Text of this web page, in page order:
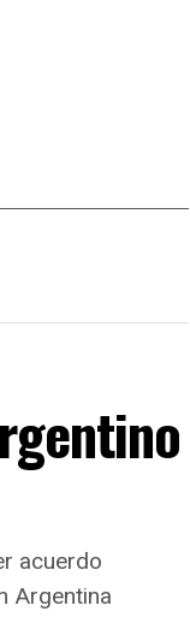
acuerdo
Argentina